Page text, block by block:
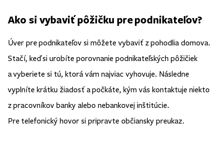
Ako si vybaviť pôžičku pre podnikateľov?
Úver pre podnikateľov si môžete vybaviť z pohodlia domova.
Stačí, keď si urobíte porovnanie podnikateľských pôžičiek
a vyberiete si tú, ktorá vám najviac vyhovuje. Následne
vyplníte krátku žiadosť a počkáte, kým vás kontaktuje niekto
z pracovníkov banky alebo nebankovej inštitúcie.
Pre telefonický hovor si pripravte občiansky preukaz.